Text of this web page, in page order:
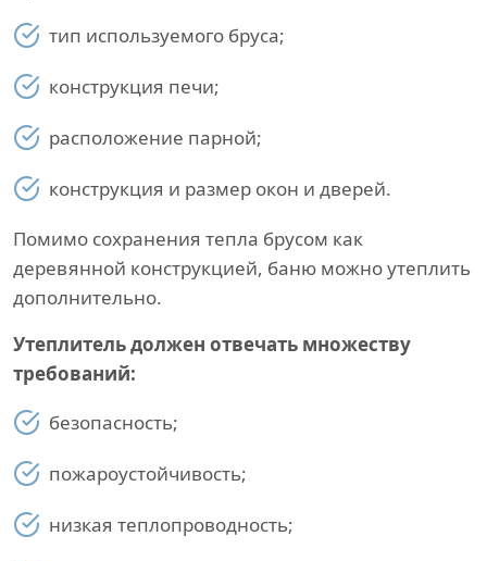
тип используемого бруса;
конструкция печи;
расположение парной;
конструкция и размер окон и дверей.
Помимо сохранения тепла брусом как
деревянной конструкцией, баню можно утеплить
дополнительно.
Утеплитель должен отвечать множеству
требований:
безопасность;
пожароустойчивость;
низкая теплопроводность;